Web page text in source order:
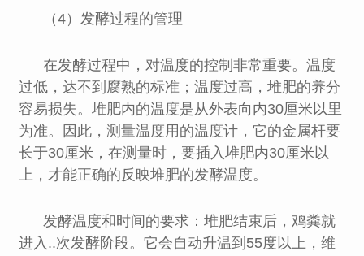
（4）发酵过程的管理
在发酵过程中，对温度的控制非常重要。温度
过低，达不到腐熟的标准；温度过高，堆肥的养分
容易损失。堆肥内的温度是从外表向内30厘米以里
为准。因此，测量温度用的温度计，它的金属杆要
长于30厘米，在测量时，要插入堆肥内30厘米以
上，才能正确的反映堆肥的发酵温度。
发酵温度和时间的要求：堆肥结束后，鸡粪就
进入..次发酵阶段。它会自动升温到55度以上，维